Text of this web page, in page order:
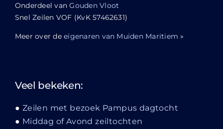
Onderdeel vanGouden Vloot
Snel Zeilen VOF (KvK 57462631)
Meer over deeigenaren van Muiden Maritiem »
Veel bekeken:
Zeilen met bezoek Pampus dagtocht
Middag of Avond zeiltochten